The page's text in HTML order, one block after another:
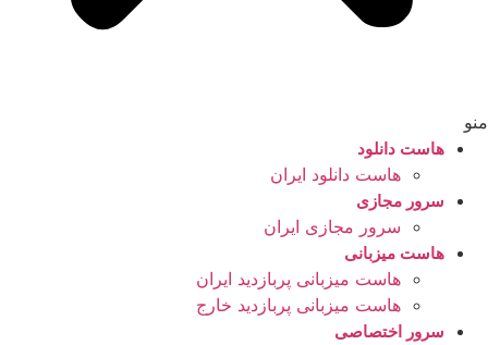
منو
هاست دانلود
هاست دانلود ایران
سرور مجازی
سرور مجازی ایران
هاست میزبانی
هاست میزبانی پربازدید ایران
هاست میزبانی پربازدید خارج
سرور اختصاصی